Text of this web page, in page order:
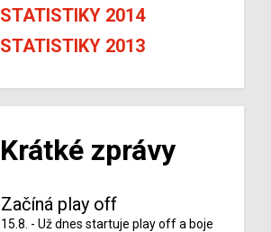
STATISTIKY 2014
STATISTIKY 2013
Krátké zprávy
Začíná play off
15.8. - Už dnes startuje play off a boje